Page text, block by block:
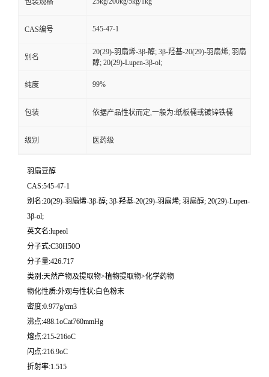
包装规格
CAS编号 545-47-1
别名
20(29)-羽扇烯-3β-醇; 3β-羟基-20(29)-羽扇烯; 羽扇
醇; 20(29)-Lupen-3β-ol;
纯度 99%
包装 依据产品性状而定,一般为:纸板桶或镀锌铁桶
级别 医药级
羽扇豆醇
CAS:545-47-1
别名:20(29)-羽扇烯-3β-醇; 3β-羟基-20(29)-羽扇烯; 羽扇醇; 20(29)-Lupen-
3β-ol;
英文名:lupeol
分子式:C30H50O
分子量:426.717
类别:天然产物及提取物>植物提取物>化学药物
物化性质:外观与性状:白色粉末
密度:0.977g/cm3
沸点:488.1oCat760mmHg
熔点:215-216oC
闪点:216.9oC
折射率:1.515